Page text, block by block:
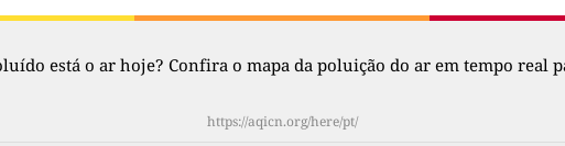
está o ar hoje? Confira o mapa da poluição do ar em tempo real
https://aqicn.org/here/pt/